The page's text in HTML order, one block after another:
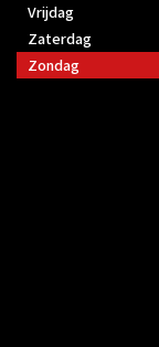
Vrijdag
Zaterdag
Zondag